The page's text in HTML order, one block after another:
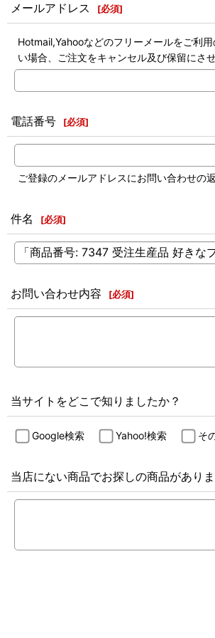
メールアドレス [必須]
Hotmail,Yahooなどのフリーメールをご利
い場合、ご注文をキャンセル及び保留にさ
電話番号 [必須]
ご登録のメールアドレスにお問い合わせの
件名 [必須]
お問い合わせ内容 [必須]
当サイトをどこで知りましたか？
Google検索 Yahoo!検索 そ
当店にない商品でお探しの商品があり